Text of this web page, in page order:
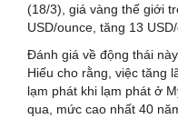
(18/3), giá vàng thế giới
USD/ounce, tăng 13
Đánh giá về động thái
Hiếu cho rằng, việc tăng
lạm phát khi lạm phát ở
qua, mức cao nhất 40